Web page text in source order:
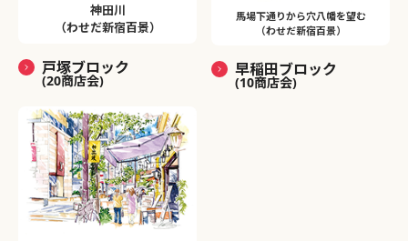
神田川
（わせだ新宿百景）
戸塚ブロック
(20商店会)
馬場下通りから穴八幡を望む
（わせだ新宿百景）
早稲田ブロック
(10商店会)